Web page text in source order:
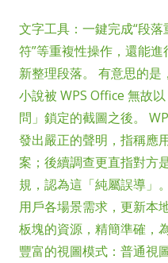
文字工具：一鍵完成“段落
符”等重複性操作，還能
新整理段落。 有意思的
小說被 WPS Office 無故
問」鎖定的截圖之後。
發出嚴正的聲明，指稱應
案；後續調查更直指對方
規，認為這「純屬誤導」
用戶各場景需求，更新本
板塊的資源，精簡準確，
豐富的視圖模式：普通視